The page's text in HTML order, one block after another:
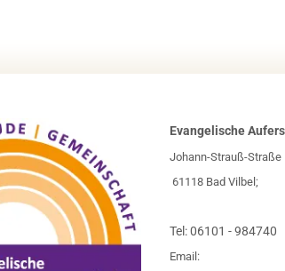
Evangelische
Johann-Strauß-Straße
61118 Bad Vilbel;
Tel:06101 - 984740
Email: